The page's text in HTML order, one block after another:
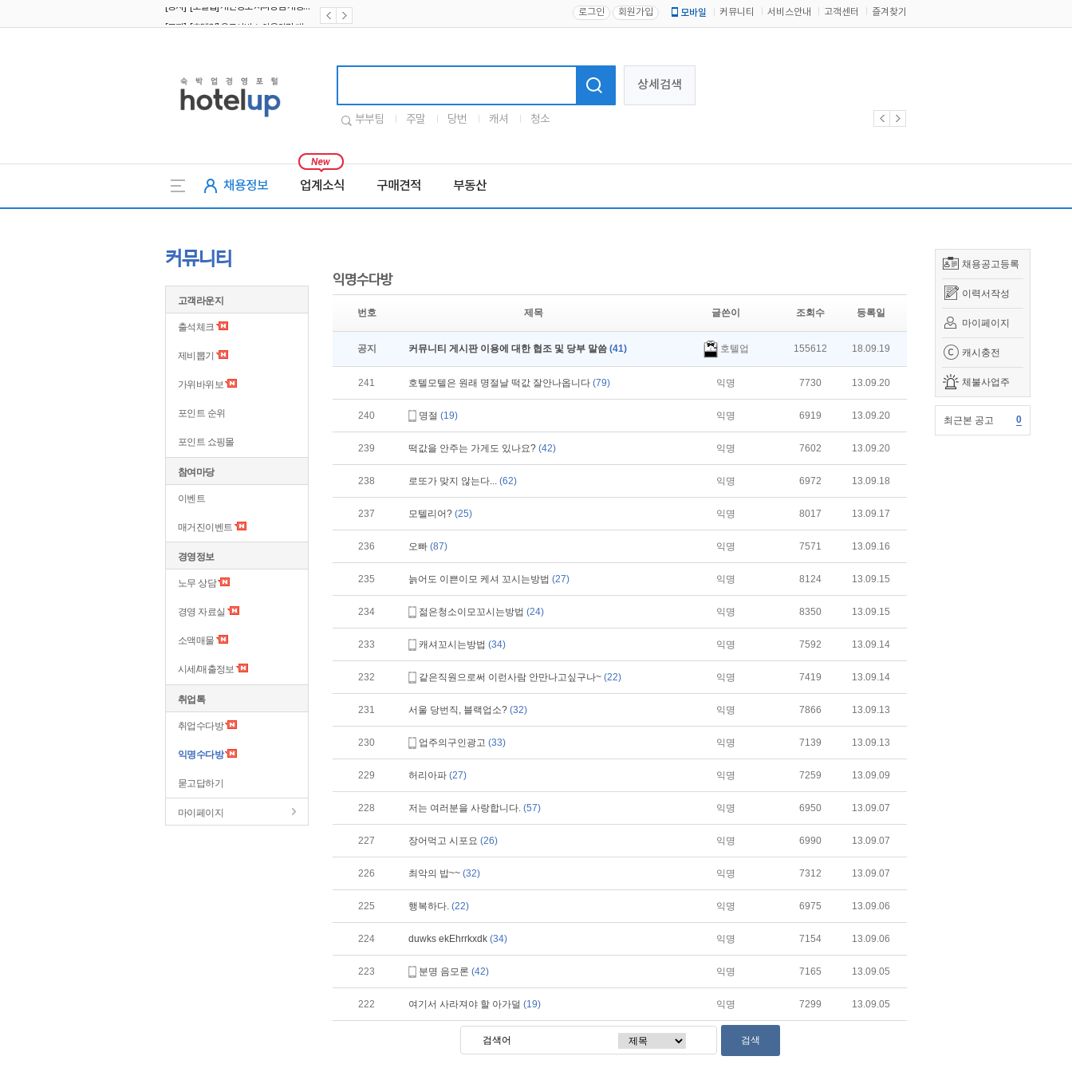
로그인 회원가입 모바일 커뮤니티 서비스안내 고객센터 즐겨찾기
상세검색
부부팀 주말 당번 캐셔 청소
채용정보 업계소식 구매견적 부동산
채용공고등록
이력서작성
마이페이지
캐시충전
체불사업주
최근본 공고 0
커뮤니티
고객라운지
출석체크
제비뽑기
가위바위보
포인트 순위
포인트 쇼핑몰
참여마당
이벤트
매거진이벤트
경영정보
노무 상담
경영 자료실
소액매물
시세/매출정보
취업톡
취업수다방
익명수다방
묻고답하기
마이페이지
익명수다방
번호 제목 글쓴이 조회수 등록일
공지 커뮤니티 게시판 이용에 대한 협조 및 당부 말씀 (41) 호텔업 155612 18.09.19
241 호텔모텔은 원래 명절날 떡값 잘안나옵니다 (79) 익명 7730 13.09.20
240 명절 (19) 익명 6919 13.09.20
239 떡값을 안주는 가게도 있나요? (42) 익명 7602 13.09.20
238 로또가 맞지 않는다... (62) 익명 6972 13.09.18
237 모텔리어? (25) 익명 8017 13.09.17
236 오빠 (87) 익명 7571 13.09.16
235 늙어도 이쁜이모 케셔 꼬시는방법 (27) 익명 8124 13.09.15
234 젊은청소이모꼬시는방법 (24) 익명 8350 13.09.15
233 캐셔꼬시는방법 (34) 익명 7592 13.09.14
232 같은직원으로써 이런사람 안만나고싶구나~ (22) 익명 7419 13.09.14
231 서울 당번직, 블랙업소? (32) 익명 7866 13.09.13
230 업주의구인광고 (33) 익명 7139 13.09.13
229 허리아파 (27) 익명 7259 13.09.09
228 저는 여러분을 사랑합니다. (57) 익명 6950 13.09.07
227 장어먹고 시포요 (26) 익명 6990 13.09.07
226 최악의 밥~~ (32) 익명 7312 13.09.07
225 행복하다. (22) 익명 6975 13.09.06
224 duwks ekEhrrkxdk (34) 익명 7154 13.09.06
223 분명 음모론 (42) 익명 7165 13.09.05
222 여기서 사라져야 할 아가덜 (19) 익명 7299 13.09.05